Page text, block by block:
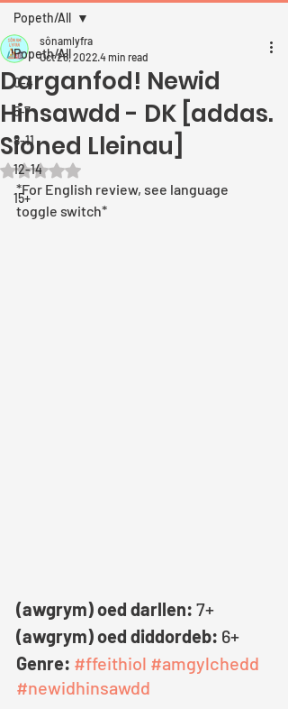
Popeth/All
0-4
5-7
8-11
12-14
15+
Popeth/All
Darganfod! Newid
Hinsawdd - DK [addas.
Sioned Lleinau]
sônamlyfra
Oct 28, 2022 4 min read
Rated NaN out of 5 stars.
*For English review, see language
toggle switch*
(awgrym) oed darllen: 7+
(awgrym) oed diddordeb: 6+
Genre: #ffeithiol #amgylchedd
#newidhinsawdd